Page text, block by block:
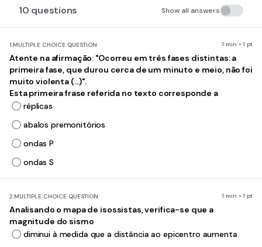
10 questions Show all answers
1.MULTIPLE CHOICE QUESTION 1 min • 1 pt
Atente na afirmação: "Ocorreu em três fases distintas: a
primeira fase, que durou cerca de um minuto e meio, não foi
muito violenta (...)".
Esta primeira frase referida no texto corresponde a
réplicas
abalos premonitórios
ondas P
ondas S
2.MULTIPLE CHOICE QUESTION 1 min • 1 pt
Analisando o mapa de isossistas, verifica-se que a
magnitude do sismo
diminui à medida que a distância ao epicentro aumenta.